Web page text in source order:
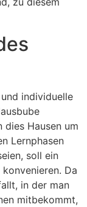
individuelle
dies Hausen um
Lernphasen
soll ein
Da
in der man
mitbekommt,